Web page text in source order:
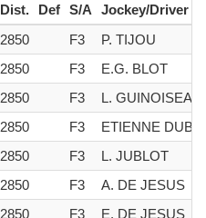
Dist. Def S/A
Jockey/Driver
2850 F3
P. TIJOU
2850 F3
E.G. BLOT
2850 F3
L. GUINOISEAU
2850 F3
ETIENNE
2850 F3
L. JUBLOT
2850 F3
A. DE JESUS
2850 F3
E. DE JESUS